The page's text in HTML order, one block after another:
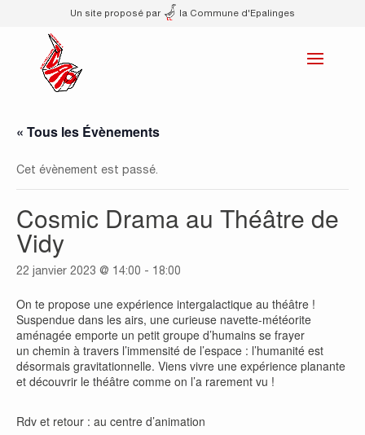
Un site proposé par la Commune d'Epalinges
« Tous les Évènements
Cet évènement est passé.
Cosmic Drama au Théâtre de
Vidy
22 janvier 2023 @ 14:00 - 18:00
On te propose une expérience intergalactique au théâtre !
Suspendue dans les airs, une curieuse navette-météorite
aménagée emporte un petit groupe d’humains se frayer
un chemin à travers l’immensité de l’espace : l’humanité est
désormais gravitationnelle. Viens vivre une expérience planante
et découvrir le théâtre comme on l’a rarement vu !
Rdv et retour : au centre d’animation